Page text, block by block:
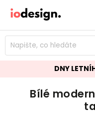
DNY
Bílé